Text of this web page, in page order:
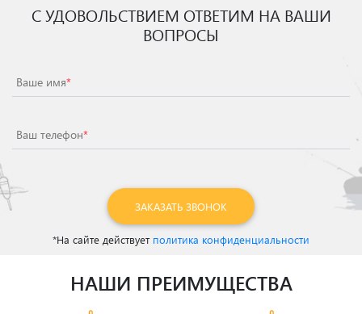
С УДОВОЛЬСТВИЕМ ОТВЕТИМ НА ВАШИ
ВОПРОСЫ
Ваше имя*
Ваш телефон*
ЗАКАЗАТЬ ЗВОНОК
*На сайте действует политика конфиденциальности
НАШИ ПРЕИМУЩЕСТВА